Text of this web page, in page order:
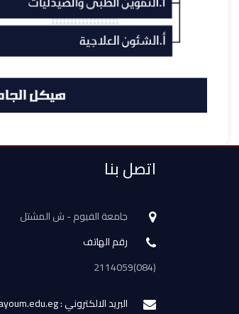
اتصل بنا
جامعة الفيوم - ش المشتل
رقم الهاتف
(084)2114059
البريد الالكتروني : ts@fayoum.edu.eg